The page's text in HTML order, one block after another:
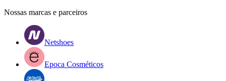
Nossas marcas e parceiros
Netshoes
Epoca Cosméticos